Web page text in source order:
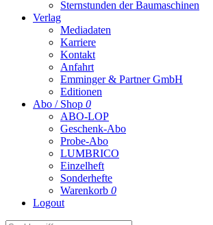
Sternstunden der Baumaschinen
Verlag
Mediadaten
Karriere
Kontakt
Anfahrt
Emminger & Partner GmbH
Editionen
Abo / Shop 0
ABO-LOP
Geschenk-Abo
Probe-Abo
LUMBRICO
Einzelheft
Sonderhefte
Warenkorb 0
Logout